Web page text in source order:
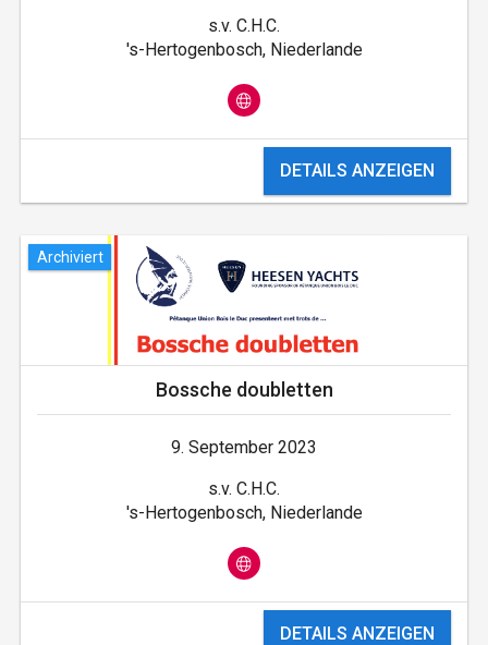
s.v. C.H.C.
's-Hertogenbosch, Niederlande
DETAILS ANZEIGEN
Archiviert
Bossche doubletten
9. September 2023
s.v. C.H.C.
's-Hertogenbosch, Niederlande
DETAILS ANZEIGEN